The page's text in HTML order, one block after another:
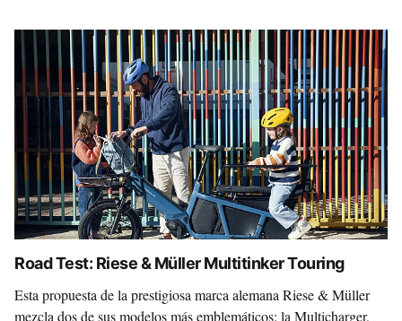
Road Test: Riese & Müller Multitinker Touring
Esta propuesta de la prestigiosa marca alemana Riese & Müller
mezcla dos de sus modelos más emblemáticos: la Multicharger,